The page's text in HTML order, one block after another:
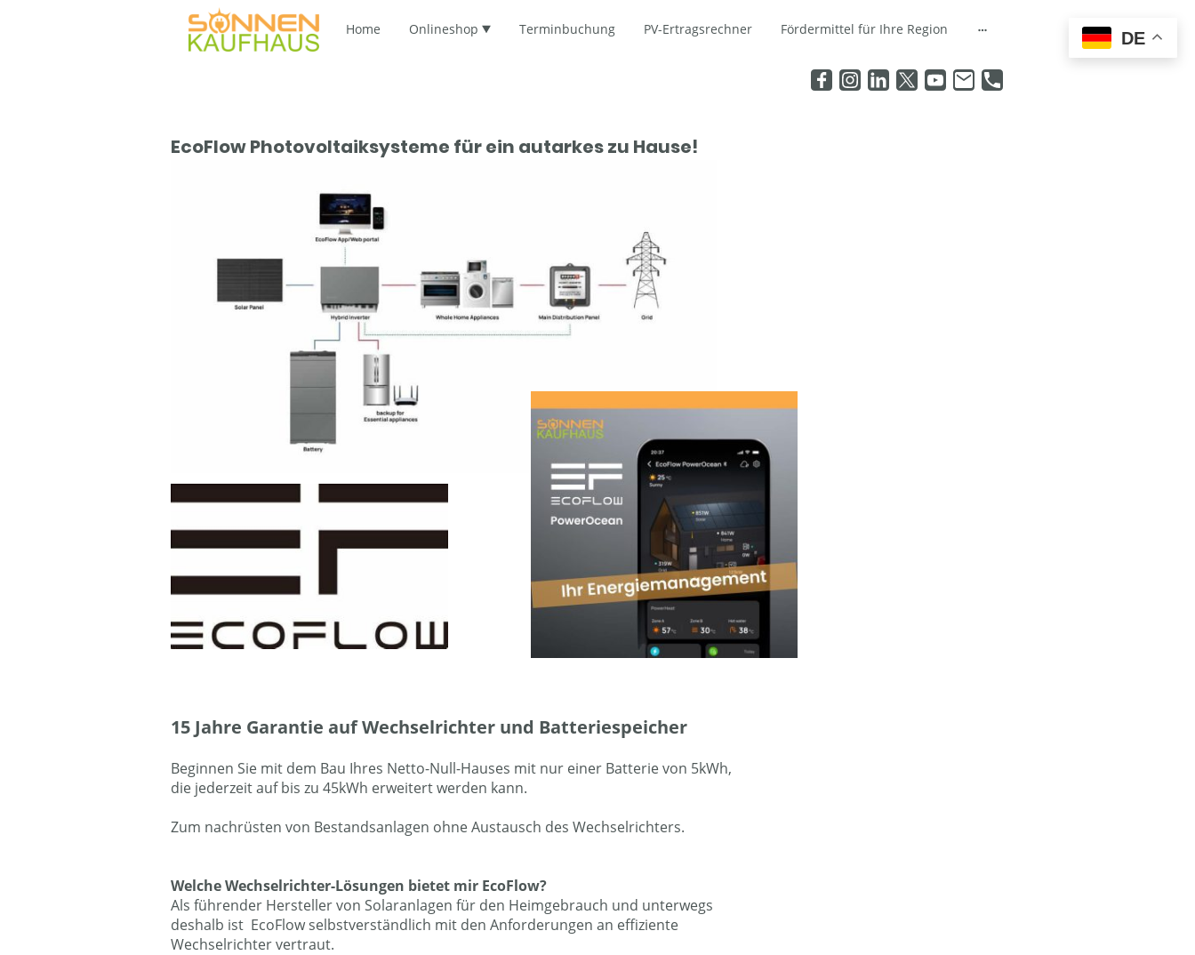
Home Onlineshop Terminbuchung PV-Ertragsrechner Fördermittel für Ihre Region
EcoFlow Photovoltaiksysteme für ein autarkes zu Hause!
15 Jahre Garantie auf Wechselrichter und Batteriespeicher
Beginnen Sie mit dem Bau Ihres Netto-Null-Hauses mit nur einer Batterie von 5kWh,
die jederzeit auf bis zu 45kWh erweitert werden kann.
Zum nachrüsten von Bestandsanlagen ohne Austausch des Wechselrichters.
Welche Wechselrichter-Lösungen bietet mir EcoFlow?
Als führender Hersteller von Solaranlagen für den Heimgebrauch und unterwegs
deshalb ist EcoFlow selbstverständlich mit den Anforderungen an effiziente
Wechselrichter vertraut.
DE